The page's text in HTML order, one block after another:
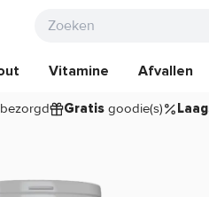
Vitamine Afvallen
bezorgd Gratis goodie(s)